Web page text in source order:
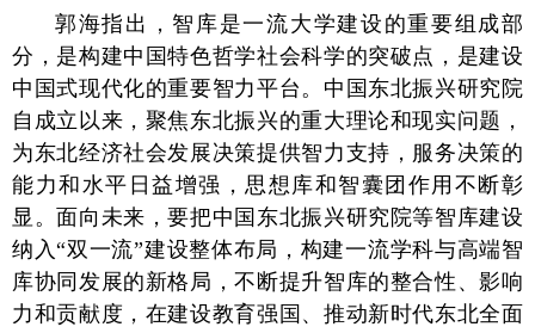
郭海指出，智库是一流大学建设的重要组成部
分，是构建中国特色哲学社会科学的突破点，是建设
中国式现代化的重要智力平台。中国东北振兴研究院
自成立以来，聚焦东北振兴的重大理论和现实问题，
为东北经济社会发展决策提供智力支持，服务决策的
能力和水平日益增强，思想库和智囊团作用不断彰
显。面向未来，要把中国东北振兴研究院等智库建设
纳入“双一流”建设整体布局，构建一流学科与高端智
库协同发展的新格局，不断提升智库的整合性、影响
力和贡献度，在建设教育强国、推动新时代东北全面